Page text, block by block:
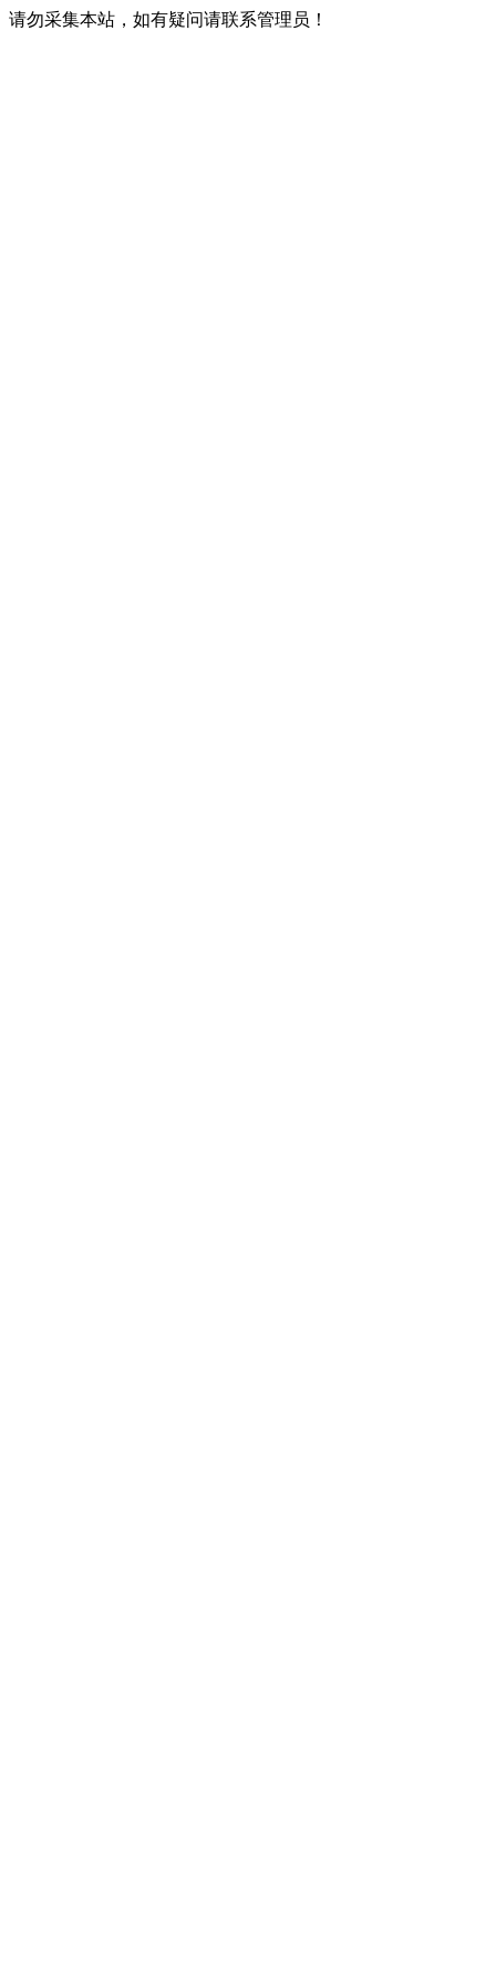
请勿采集本站，如有疑问请联系管理员！